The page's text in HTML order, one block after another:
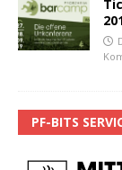
PF-BITS